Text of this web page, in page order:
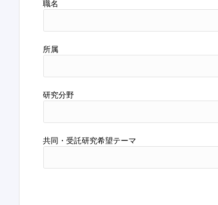
職名
所属
研究分野
共同・受託研究希望テーマ